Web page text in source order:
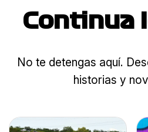
Continua
No te detengas aquí.
historias y